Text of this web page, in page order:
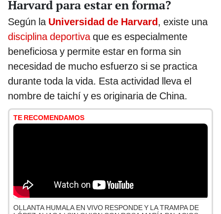
Harvard para estar en forma?
Según la Universidad de Harvard, existe una
disciplina deportivaque es especialmente
beneficiosa y permite estar en forma sin
necesidad de mucho esfuerzo si se practica
durante toda la vida. Esta actividad lleva el
nombre de taichí y es originaria de China.
TE RECOMENDAMOS
OLLANTA HUMALA EN VIVO RESPONDE Y LA TRAMPA DE